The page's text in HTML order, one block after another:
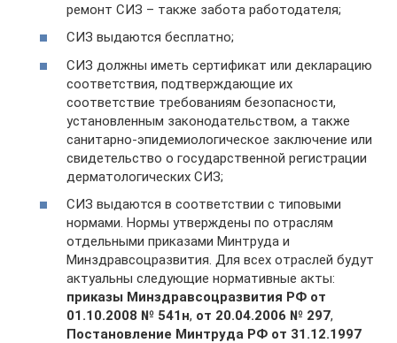
ремонт СИЗ – также забота работодателя;
СИЗ выдаются бесплатно;
СИЗ должны иметь сертификат или декларацию
соответствия, подтверждающие их
соответствие требованиям безопасности,
установленным законодательством, а также
санитарно-эпидемиологическое заключение или
свидетельство о государственной регистрации
дерматологических СИЗ;
СИЗ выдаются в соответствии с типовыми
нормами. Нормы утверждены по отраслям
отдельными приказами Минтруда и
Минздравсоцразвития. Для всех отраслей будут
актуальны следующие нормативные акты:
приказы Минздравсоцразвития РФ от
01.10.2008 № 541н, от 20.04.2006 № 297,
Постановление Минтруда РФ от 31.12.1997